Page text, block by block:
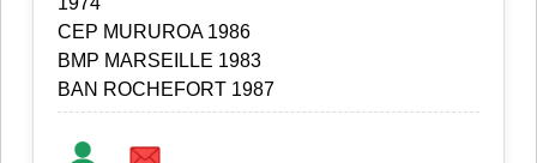
CEP MURUROA 1986
BMP MARSEILLE 1983
BAN ROCHEFORT 1987